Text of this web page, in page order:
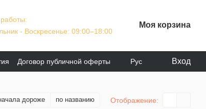
- Воскресенье: 09:00–18:00
Моя корзина
Договор публичной оферты
Рус Вход
дороже по названию Отображение: